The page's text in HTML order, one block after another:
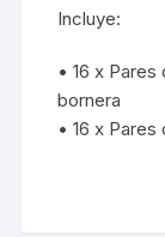
Incluye:
• 16 x
bornera
• 16 x